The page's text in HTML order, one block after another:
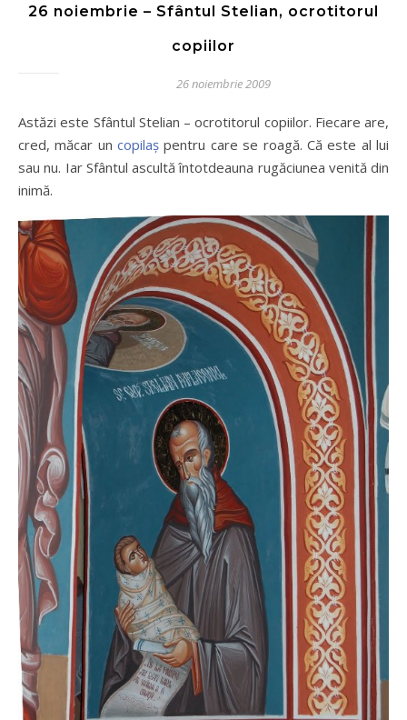
26 noiembrie – Sfântul Stelian, ocrotitorul
copiilor
26 noiembrie 2009
Astăzi este Sfântul Stelian – ocrotitorul copiilor. Fiecare are,
cred, măcar uncopilaș pentru care se roagă. Că este al lui
sau nu. Iar Sfântul ascultă întotdeauna rugăciunea venită din
inimă.